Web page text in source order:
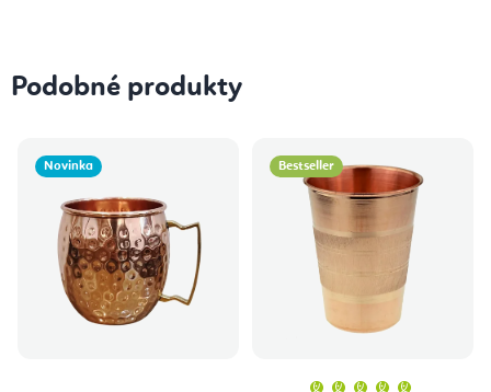
Podobné produkty
Novinka Bestseller